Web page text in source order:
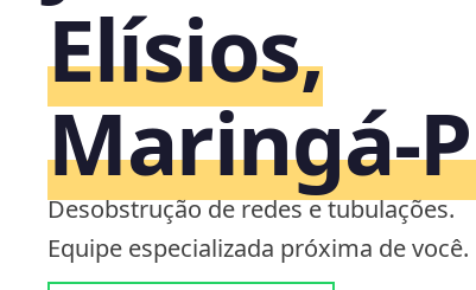
Elísios,
Desobstrução de redes e tubulações.
Equipe especializada próxima de você.